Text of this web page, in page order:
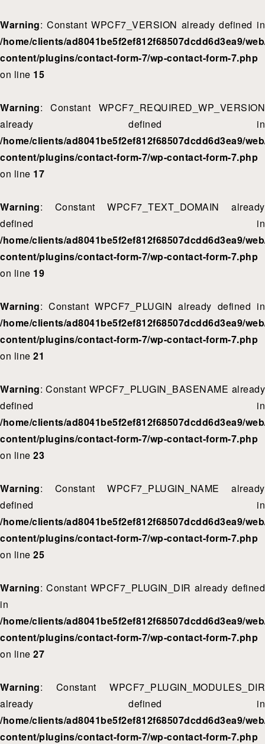
Warning: Constant WPCF7_VERSION already defined in
/home/clients/ad8041be5f2ef812f68507dcdd6d3ea9/
content/plugins/contact-form-7/wp-contact-form-7.php
on line 15
Warning: Constant WPCF7_REQUIRED_WP_VERSION
already defined in
/home/clients/ad8041be5f2ef812f68507dcdd6d3ea9/
content/plugins/contact-form-7/wp-contact-form-7.php
on line 17
Warning: Constant WPCF7_TEXT_DOMAIN already
defined in
/home/clients/ad8041be5f2ef812f68507dcdd6d3ea9/
content/plugins/contact-form-7/wp-contact-form-7.php
on line 19
Warning: Constant WPCF7_PLUGIN already defined in
/home/clients/ad8041be5f2ef812f68507dcdd6d3ea9/
content/plugins/contact-form-7/wp-contact-form-7.php
on line 21
Warning: Constant WPCF7_PLUGIN_BASENAME already
defined in
/home/clients/ad8041be5f2ef812f68507dcdd6d3ea9/
content/plugins/contact-form-7/wp-contact-form-7.php
on line 23
Warning: Constant WPCF7_PLUGIN_NAME already
defined in
/home/clients/ad8041be5f2ef812f68507dcdd6d3ea9/
content/plugins/contact-form-7/wp-contact-form-7.php
on line 25
Warning: Constant WPCF7_PLUGIN_DIR already defined
in
/home/clients/ad8041be5f2ef812f68507dcdd6d3ea9/
content/plugins/contact-form-7/wp-contact-form-7.php
on line 27
Warning: Constant WPCF7_PLUGIN_MODULES_DIR
already defined in
/home/clients/ad8041be5f2ef812f68507dcdd6d3ea9/
content/plugins/contact-form-7/wp-contact-form-7.php